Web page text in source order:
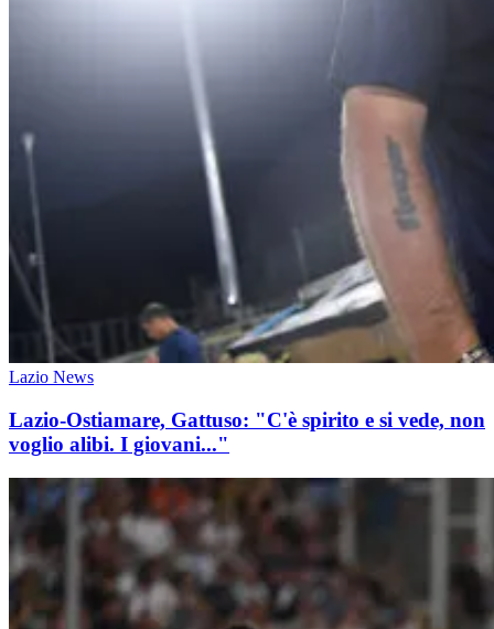
Lazio News
Lazio-Ostiamare, Gattuso: "C'è spirito e si vede, non
voglio alibi. I giovani..."